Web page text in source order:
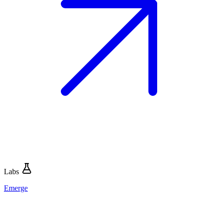
Labs
Emerge